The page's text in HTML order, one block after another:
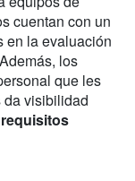
cuentan con un
en la evaluación
los
que les
da visibilidad
requisitos